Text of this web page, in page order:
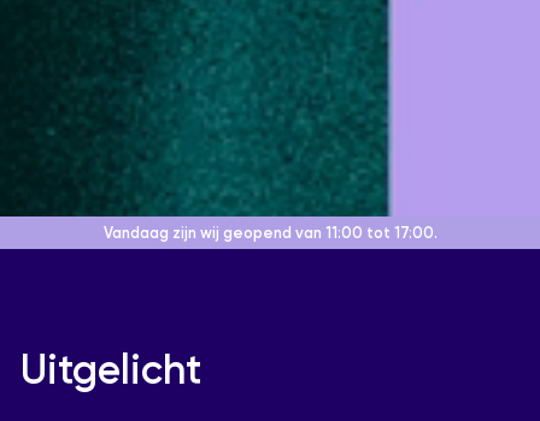
Vandaag zijn wij geopend van 11:00 tot 17:00.
Uitgelicht